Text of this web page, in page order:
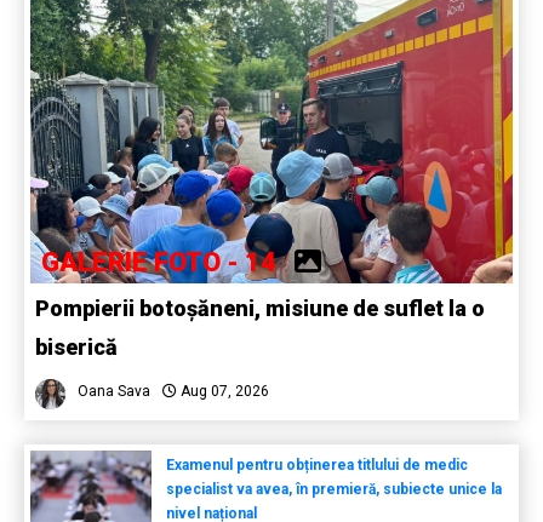
GALERIE FOTO - 14
Pompierii botoșăneni, misiune de suflet la o
biserică
Oana Sava Aug 07, 2026
Examenul pentru obținerea titlului de medic
specialist va avea, în premieră, subiecte unice la
nivel național